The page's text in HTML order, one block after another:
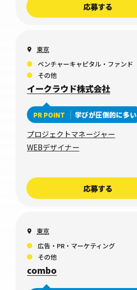
応募する
東京
ベンチャーキャピタル・ファンド
その他
イークラウド株式会社
PR POINT 学びが圧倒的に多い
プロジェクトマネージャー
WEBデザイナー
応募する
東京
広告・PR・マーケティング
その他
combo